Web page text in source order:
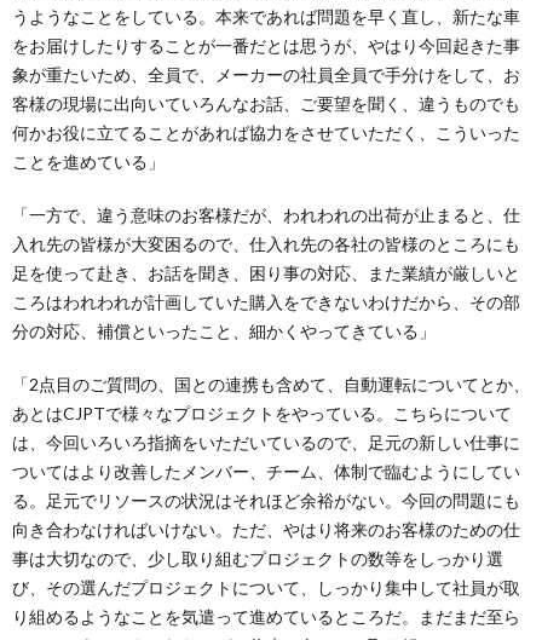
うようなことをしている。本来であれば問題を早く直し、新たな車
をお届けしたりすることが一番だとは思うが、やはり今回起きた事
象が重たいため、全員で、メーカーの社員全員で手分けをして、お
客様の現場に出向いていろんなお話、ご要望を聞く、違うものでも
何かお役に立てることがあれば協力をさせていただく、こういった
ことを進めている」
「一方で、違う意味のお客様だが、われわれの出荷が止まると、仕
入れ先の皆様が大変困るので、仕入れ先の各社の皆様のところにも
足を使って赴き、お話を聞き、困り事の対応、また業績が厳しいと
ころはわれわれが計画していた購入をできないわけだから、その部
分の対応、補償といったこと、細かくやってきている」
「2点目のご質問の、国との連携も含めて、自動運転についてとか、
あとはCJPTで様々なプロジェクトをやっている。こちらについて
は、今回いろいろ指摘をいただいているので、足元の新しい仕事に
ついてはより改善したメンバー、チーム、体制で臨むようにしてい
る。足元でリソースの状況はそれほど余裕がない。今回の問題にも
向き合わなければいけない。ただ、やはり将来のお客様のための仕
事は大切なので、少し取り組むプロジェクトの数等をしっかり選
び、その選んだプロジェクトについて、しっかり集中して社員が取
り組めるようなことを気遣って進めているところだ。まだまだ至ら